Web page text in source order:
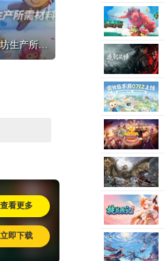
【冲呀饼干人王国】热腾腾面包工坊生产所需材料
查看更多
立即下载